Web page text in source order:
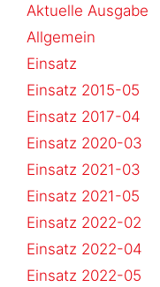
Aktuelle Ausgabe
Allgemein
Einsatz
Einsatz 2015-05
Einsatz 2017-04
Einsatz 2020-03
Einsatz 2021-03
Einsatz 2021-05
Einsatz 2022-02
Einsatz 2022-04
Einsatz 2022-05